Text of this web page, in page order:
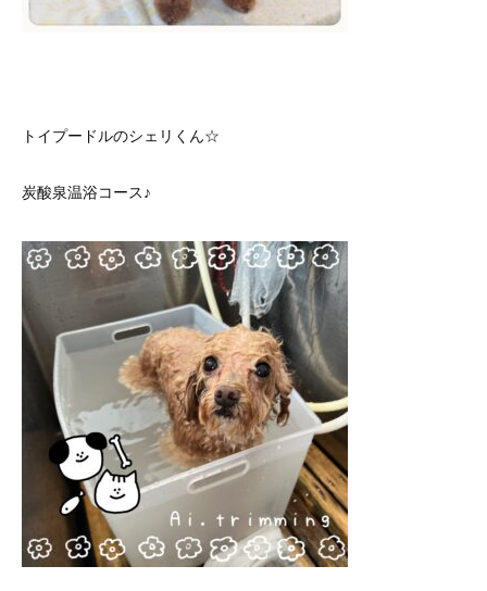
トイプードルのシェリくん☆
炭酸泉温浴コース♪